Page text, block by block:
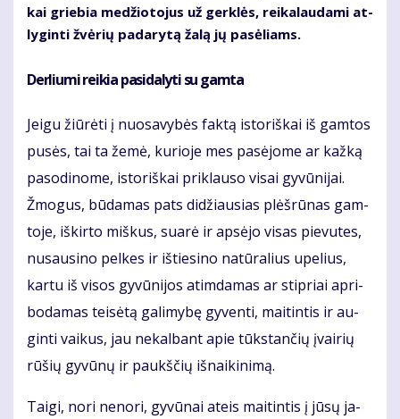
kai grie­bia me­džio­to­jus už ger­klės, rei­ka­lau­da­mi at­
ly­gin­ti žvė­rių pa­da­ry­tą ža­lą jų pa­sė­liams.
Derliu­mi rei­kia pa­si­da­ly­ti su gam­ta
Jei­gu žiū­rė­ti į nuo­sa­vy­bės fak­tą is­to­riš­kai iš gam­tos
pu­sės, tai ta že­mė, ku­rio­je mes pa­sė­jo­me ar kaž­ką
pa­so­di­no­me, is­to­riš­kai pri­klau­so vi­sai gy­vū­ni­jai.
Žmo­gus, bū­da­mas pats di­džiau­sias plėš­rū­nas gam­
to­je, iš­kir­to miš­kus, su­arė ir ap­sė­jo vi­sas pie­vu­tes,
nu­sau­si­no pel­kes ir iš­tie­si­no na­tū­ra­lius upe­lius,
kar­tu iš vi­sos gy­vū­ni­jos at­im­da­mas ar stip­riai ap­ri­
bo­da­mas tei­sė­tą ga­li­my­bę gy­ven­ti, mai­tin­tis ir au­
gin­ti vai­kus, jau ne­kal­bant apie tūks­tan­čių įvai­rių
rū­šių gy­vū­nų ir paukš­čių iš­nai­ki­ni­mą.
Tai­gi, no­ri ne­no­ri, gy­vū­nai at­eis mai­tin­tis į jū­sų ja­